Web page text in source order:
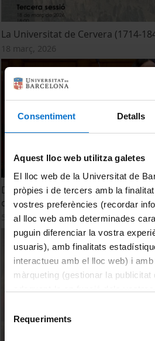
Consentiment Detalls
Aquest lloc web utilitza galetes
El lloc web de la Universitat de
pròpies i de tercers amb la
vostres preferències (recordar
al lloc web amb determinades
puguin diferenciar la vostra
usuaris), amb finalitats
interactueu amb el lloc web) i
màrqueting (gestionar la publicitat
consultar laPolítica de galetes
Requeriments
La Universitat de Cervera (1714-
18 març, 2026
Diàlegs Alumni - Revolució
deixar l'aigua... i no morir en
5 març, 2026